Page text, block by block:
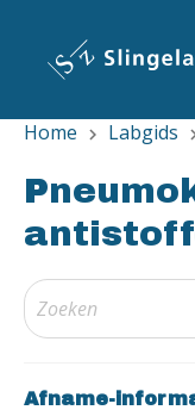
inhoud
Home chevron_right Labgids
Afname-